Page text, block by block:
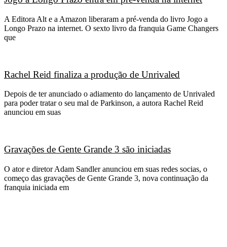
A Editora Alt e a Amazon liberaram a pré-venda do livro Jogo a
Longo Prazo na internet. O sexto livro da franquia Game Changers
que
Rachel Reid finaliza a produção de Unrivaled
Depois de ter anunciado o adiamento do lançamento de Unrivaled
para poder tratar o seu mal de Parkinson, a autora Rachel Reid
anunciou em suas
Gravações de Gente Grande 3 são iniciadas
O ator e diretor Adam Sandler anunciou em suas redes socias, o
começo das gravações de Gente Grande 3, nova continuação da
franquia iniciada em